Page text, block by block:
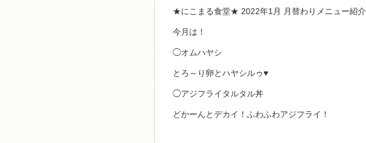
★にこまる食堂★ 2022年1月 月替わりメニュー紹介
今月は！
◯オムハヤシ
とろ～り卵とハヤシルゥ♥
◯アジフライタルタル丼
どかーんとデカイ！ふわふわアジフライ！